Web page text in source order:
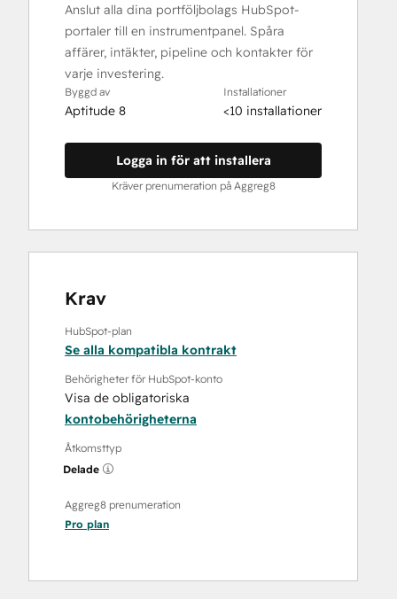
Anslut alla dina portföljbolags HubSpot-
portaler till en instrumentpanel. Spåra
affärer, intäkter, pipeline och kontakter för
varje investering.
Byggd av
Aptitude 8
Installationer
<10 installationer
Logga in för att installera
Kräver prenumeration på Aggreg8
Krav
HubSpot-plan
Se alla kompatibla kontrakt
Behörigheter för HubSpot-konto
Visa de obligatoriska
kontobehörigheterna
Åtkomsttyp
Delade
Aggreg8 prenumeration
Pro plan